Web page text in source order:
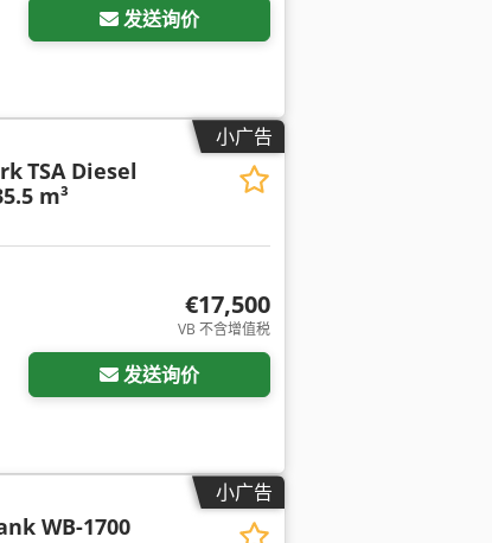
发送询价
小广告
TSA Diesel
m³
€17,500
VB 不含增值税
发送询价
小广告
WB-1700